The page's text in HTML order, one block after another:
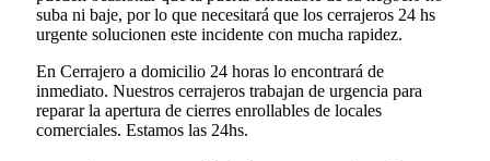
suba ni baje, por lo que necesitará que los cerrajeros 24 hs
urgente solucionen este incidente con mucha rapidez.
En Cerrajero a domicilio 24 horas lo encontrará de
inmediato. Nuestros cerrajeros trabajan de urgencia para
reparar la apertura de cierres enrollables de locales
comerciales. Estamos las 24hs.